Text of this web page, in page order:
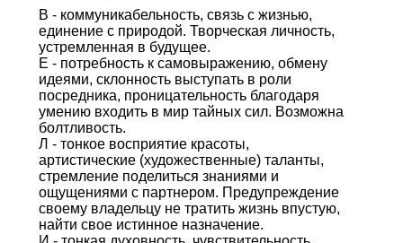
В - коммуникабельность, связь с жизнью,
единение с природой. Творческая личность,
устремленная в будущее.
Е - потребность к самовыражению, обмену
идеями, склонность выступать в роли
посредника, проницательность благодаря
умению входить в мир тайных сил. Возможна
болтливость.
Л - тонкое восприятие красоты,
артистические (художественные) таланты,
стремление поделиться знаниями и
ощущениями с партнером. Предупреждение
своему владельцу не тратить жизнь впустую,
найти свое истинное назначение.